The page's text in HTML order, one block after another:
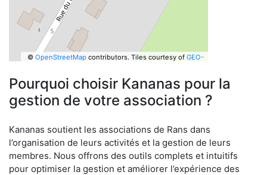
© OpenStreetMapcontributors. Tiles courtesy of GEO-
Pourquoi choisir Kananas pour la
gestion de votre association ?
Kananas soutient les associations de Rans dans
l’organisation de leurs activités et la gestion de leurs
membres. Nous offrons des outils complets et intuitifs
pour optimiser la gestion et améliorer l’expérience des